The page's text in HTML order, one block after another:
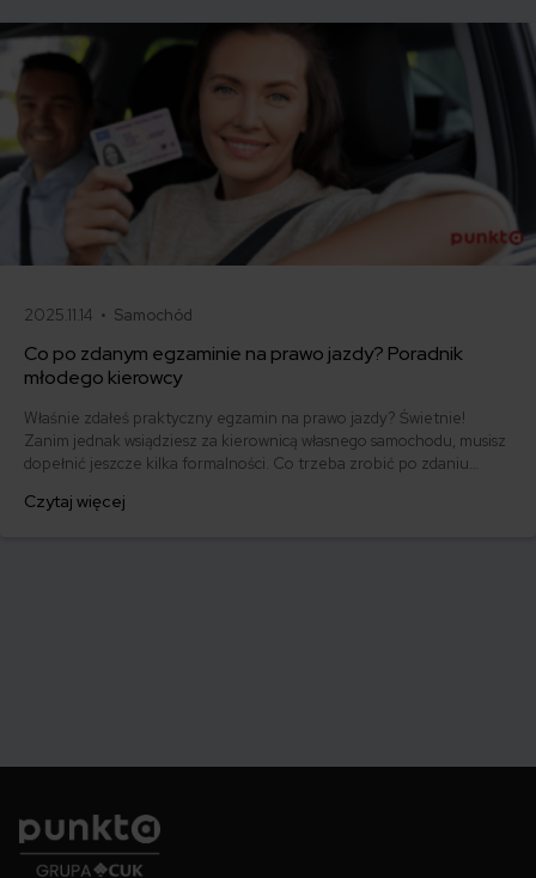
2025.11.14 • Samochód
Co po zdanym egzaminie na prawo jazdy? Poradnik
młodego kierowcy
Właśnie zdałeś praktyczny egzamin na prawo jazdy? Świetnie!
Zanim jednak wsiądziesz za kierownicą własnego samochodu, musisz
dopełnić jeszcze kilka formalności. Co trzeba zrobić po zdaniu
którym szybko załatwisz sprawy urzędowe i będziesz mógł prowadzić
Czytaj więcej